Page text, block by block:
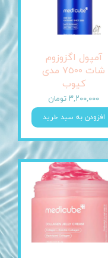
آمپول اگزوزوم
شات ٧٥٠٠ مدی
کیوب
۳,۲۰۰,۰۰۰ تومان
افزودن به سبد خرید